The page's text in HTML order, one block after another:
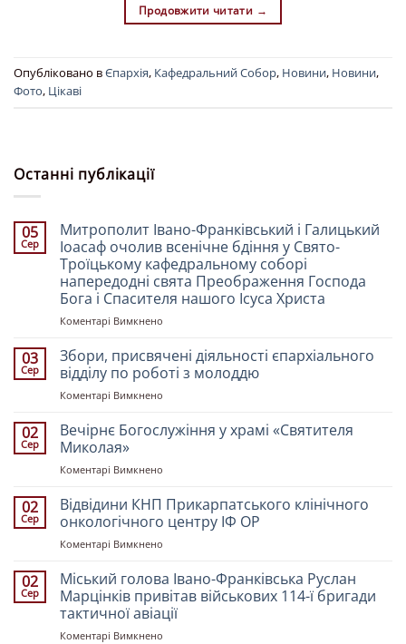
Продовжити читати →
Опубліковано вЄпархія, Кафедральний Собор, Новини, Новини,
Фото, Цікаві
Останні публікації
05
Сер
Митрополит Івано-Франківський і Галицький
Іоасаф очолив всенічне бдіння у Свято-
Троїцькому кафедральному соборі
напередодні свята Преображення Господа
Бога і Спасителя нашого Ісуса Христа
Коментарі Вимкнено
Івано-
Франківський
і
очолив
всенічне
Троїцькому
кафедральному
Преображення
Господа
Бога
03
Сер
Збори, присвячені діяльності єпархіального
відділу по роботі з молоддю
Коментарі Вимкнено
присвячені
діяльності
роботі
з
молоддю
02
Сер
Вечірнє Богослужіння у храмі «Святителя
Миколая»
Коментарі Вимкнено
Богослужіння
храмі
02
Сер
Відвідини КНП Прикарпатського клінічного
онкологічного центру ІФ ОР
Коментарі Вимкнено
КНП
Прикарпатського
клінічного
онкологічного
02
Сер
Міський голова Івано-Франківська Руслан
Марцінків привітав військових 114-ї бригади
тактичної авіації
Коментарі Вимкнено